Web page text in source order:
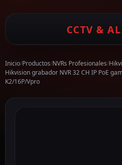
CCTV &
Inicio/Productos/NVRs Profesionales/
Hikvision grabador NVR 32 CH IP PoE
K2/16P/Vpro